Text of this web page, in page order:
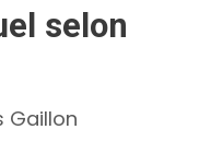
selon
Gaillon